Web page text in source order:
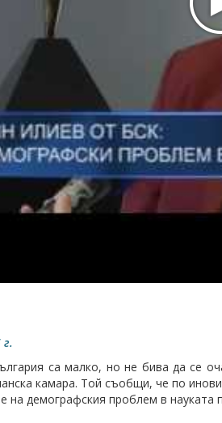
г.
са малко, но не бива да се
камара. Той съобщи, че по
на демографския проблем в